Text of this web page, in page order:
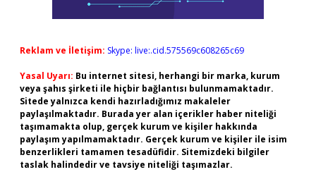
Reklam ve İletişim: Skype: live:.cid.575569c608265c69
Yasal Uyarı: Bu internet sitesi, herhangi bir marka, kurum
veya şahıs şirketi ile hiçbir bağlantısı bulunmamaktadır.
Sitede yalnızca kendi hazırladığımız makaleler
paylaşılmaktadır. Burada yer alan içerikler haber niteliği
taşımamakta olup, gerçek kurum ve kişiler hakkında
paylaşım yapılmamaktadır. Gerçek kurum ve kişiler ile isim
benzerlikleri tamamen tesadüfidir. Sitemizdeki bilgiler
taslak halindedir ve tavsiye niteliği taşımazlar.